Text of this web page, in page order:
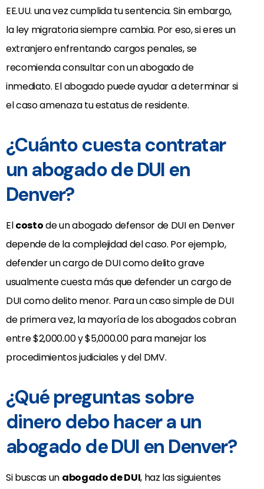
EE.UU. una vez cumplida tu sentencia. Sin embargo,
la ley migratoria siempre cambia. Por eso, si eres un
extranjero enfrentando cargos penales, se
recomienda consultar con un abogado de
inmediato. El abogado puede ayudar a determinar si
el caso amenaza tu estatus de residente.
¿Cuánto cuesta contratar
un abogado de DUI en
Denver?
Elcostode un abogado defensor de DUI en Denver
depende de la complejidad del caso. Por ejemplo,
defender un cargo de DUI como delito grave
usualmente cuesta más que defender un cargo de
DUI como delito menor. Para un caso simple de DUI
de primera vez, la mayoría de los abogados cobran
entre $2,000.00 y $5,000.00 para manejar los
procedimientos judiciales y del DMV.
¿Qué preguntas sobre
dinero debo hacer a un
abogado de DUI en Denver?
Si buscas un abogado de DUI, haz las siguientes